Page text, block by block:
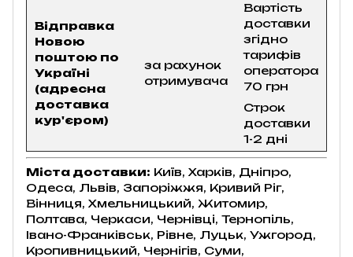
Відправка
Новою
поштою по
Україні
(адресна
доставка
кур'єром)
за рахунок
отримувача
Вартість
доставки
згідно
тарифів
оператора
70 грн
Строк
доставки
1-2 дні
Міста доставки: Київ, Харків, Дніпро,
Одеса, Львів, Запоріжжя, Кривий Ріг,
Вінниця, Хмельницький, Житомир,
Полтава, Черкаси, Чернівці, Тернопіль,
Івано-Франківськ, Рівне, Луцьк, Ужгород,
Кропивницький, Чернігів, Суми,